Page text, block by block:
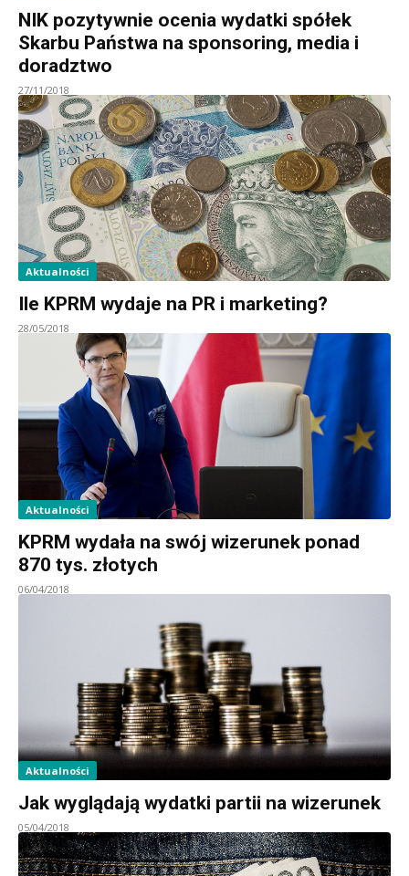
NIK pozytywnie ocenia wydatki spółek
Skarbu Państwa na sponsoring, media i
doradztwo
27/11/2018
Aktualności
Ile KPRM wydaje na PR i marketing?
28/05/2018
Aktualności
KPRM wydała na swój wizerunek ponad
870 tys. złotych
06/04/2018
Aktualności
Jak wyglądają wydatki partii na wizerunek
05/04/2018